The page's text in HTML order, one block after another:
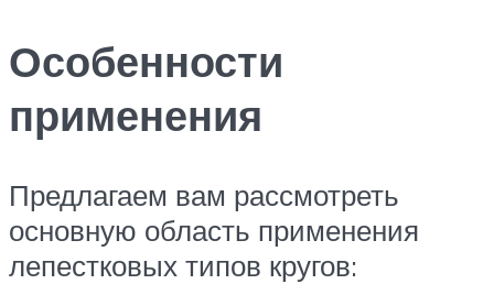
Особенности
применения
Предлагаем вам рассмотреть
основную область применения
лепестковых типов кругов: